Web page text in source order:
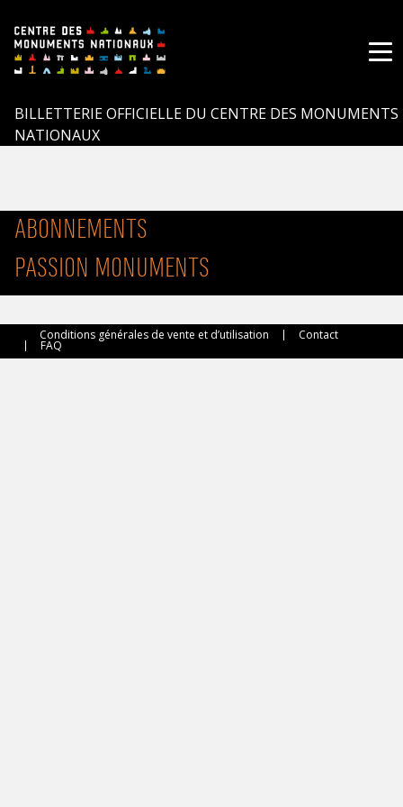
BILLETTERIE OFFICIELLE DU CENTRE DES MONUMENTS
NATIONAUX
VOUS
ABONNEMENTS
PASSION MONUMENTS
Conditions générales de vente et d’utilisation Contact
FAQ